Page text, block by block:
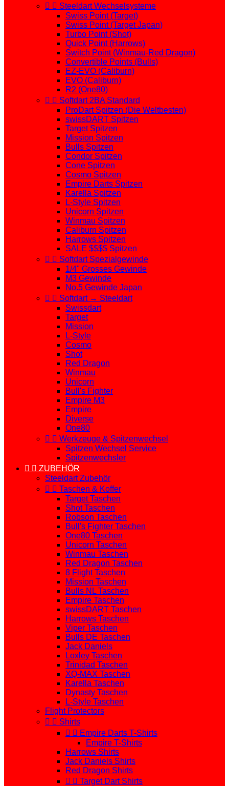
  Steeldart Wechselsysteme
Swiss Point (Target)
Swiss Point (Target Japan)
Turbo Point (Shot)
Quick Point (Harrows)
Switch Point (Winmau-Red Dragon)
Convertible Points (Bulls)
EZ-EVO (Caliburn)
EVO (Caliburn)
R2 (One80)
  Softdart 2BA Standard
ProDart Spitzen (Die Weltbesten)
swissDART Spitzen
Target Spitzen
Mission Spitzen
Bulls Spitzen
Condor Spitzen
Cone Spitzen
Cosmo Spitzen
Empire Darts Spitzen
Karella Spitzen
L-Style Spitzen
Unicorn Spitzen
Winmau Spitzen
Caliburn Spitzen
Harrows Spitzen
SALE $$$$ Spitzen
  Softdart Spezialgewinde
1/4" Grosses Gewinde
M3 Gewinde
No.5 Gewinde Japan
  Softdart → Steeldart
Swissdart
Target
Mission
L-Style
Cosmo
Shot
Red Dragon
Winmau
Unicorn
Bull's Fighter
Empire M3
Empire
Diverse
One80
  Werkzeuge & Spitzenwechsel
Spitzen Wechsel Service
Spitzenwechsler
  ZUBEHÖR
Steeldart Zubehör
  Taschen & Koffer
Target Taschen
Shot Taschen
Robson Taschen
Bull's Fighter Taschen
One80 Taschen
Unicorn Taschen
Winmau Taschen
Red Dragon Taschen
8 Flight Taschen
Mission Taschen
Bulls NL Taschen
Empire Taschen
swissDART Taschen
Harrows Taschen
Viper Taschen
Bulls DE Taschen
Jack Daniels
Loxley Taschen
Trinidad Taschen
XQ-MAX Taschen
Karella Taschen
Dynasty Taschen
L-Style Taschen
Flight Protectors
  Shirts
  Empire Darts T-Shirts
Empire T-Shirts
Harrows Shirts
Jack Daniels Shirts
Red Dragon Shirts
  Target Dart Shirts